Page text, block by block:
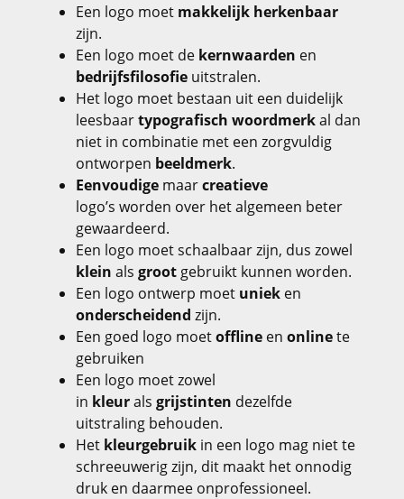
Een logo moet makkelijk herkenbaar
zijn.
Een logo moet de kernwaarden en
bedrijfsfilosofieuitstralen.
Het logo moet bestaan uit een duidelijk
leesbaartypografisch woordmerkal dan
niet in combinatie met een zorgvuldig
ontworpen beeldmerk.
Eenvoudigemaarcreatieve
logo’s worden over het algemeen beter
gewaardeerd.
Een logo moet schaalbaar zijn, dus zowel
klein als grootgebruikt kunnen worden.
Een logo ontwerp moet unieken
onderscheidend zijn.
Een goed logo moetofflineen onlinete
gebruiken
Een logo moet zowel
in kleurals grijstinten dezelfde
uitstraling behouden.
Het kleurgebruikin een logo mag niet te
schreeuwerig zijn, dit maakt het onnodig
druk en daarmee onprofessioneel.